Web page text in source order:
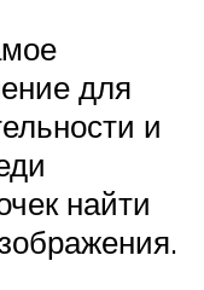
для
и
найти